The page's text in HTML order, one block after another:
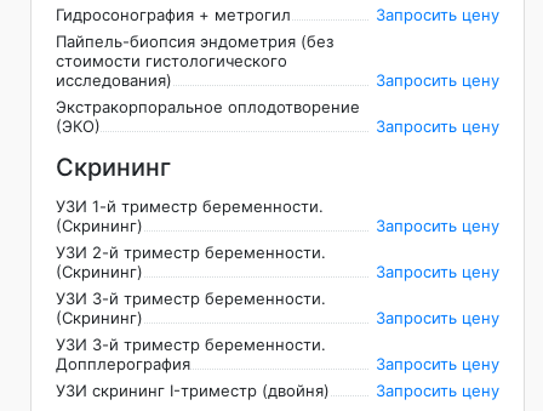
Гидросонография + метрогил
Запросить цену
Пайпель-биопсия эндометрия (без
стоимости гистологического
исследования)
Запросить цену
Экстракорпоральное оплодотворение
(ЭКО)
Запросить цену
Скрининг
УЗИ 1-й триместр беременности.
(Скрининг)
Запросить цену
УЗИ 2-й триместр беременности.
(Скрининг)
Запросить цену
УЗИ 3-й триместр беременности.
(Скрининг)
Запросить цену
УЗИ 3-й триместр беременности.
Допплерография
Запросить цену
УЗИ скрининг I-триместр (двойня)
Запросить цену